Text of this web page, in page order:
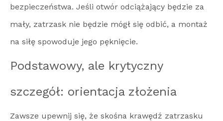
bezpieczeństwa. Jeśli otwór odciążający będzie za
mały, zatrzask nie będzie mógł się odbić, a montaż
na siłę spowoduje jego pęknięcie.
Podstawowy, ale krytyczny
szczegół: orientacja złożenia
Zawsze upewnij się, że skośna krawędź zatrzasku